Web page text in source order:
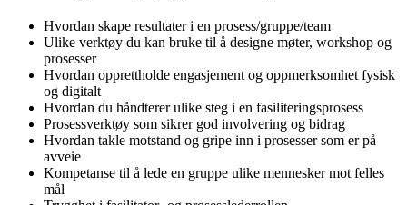
Hvordan skape resultater i en prosess/gruppe/team
Ulike verktøy du kan bruke til å designe møter, workshop og
prosesser
Hvordan opprettholde engasjement og oppmerksomhet fysisk
og digitalt
Hvordan du håndterer ulike steg i en fasiliteringsprosess
Prosessverktøy som sikrer god involvering og bidrag
Hvordan takle motstand og gripe inn i prosesser som er på
avveie
Kompetanse til å lede en gruppe ulike mennesker mot felles
mål